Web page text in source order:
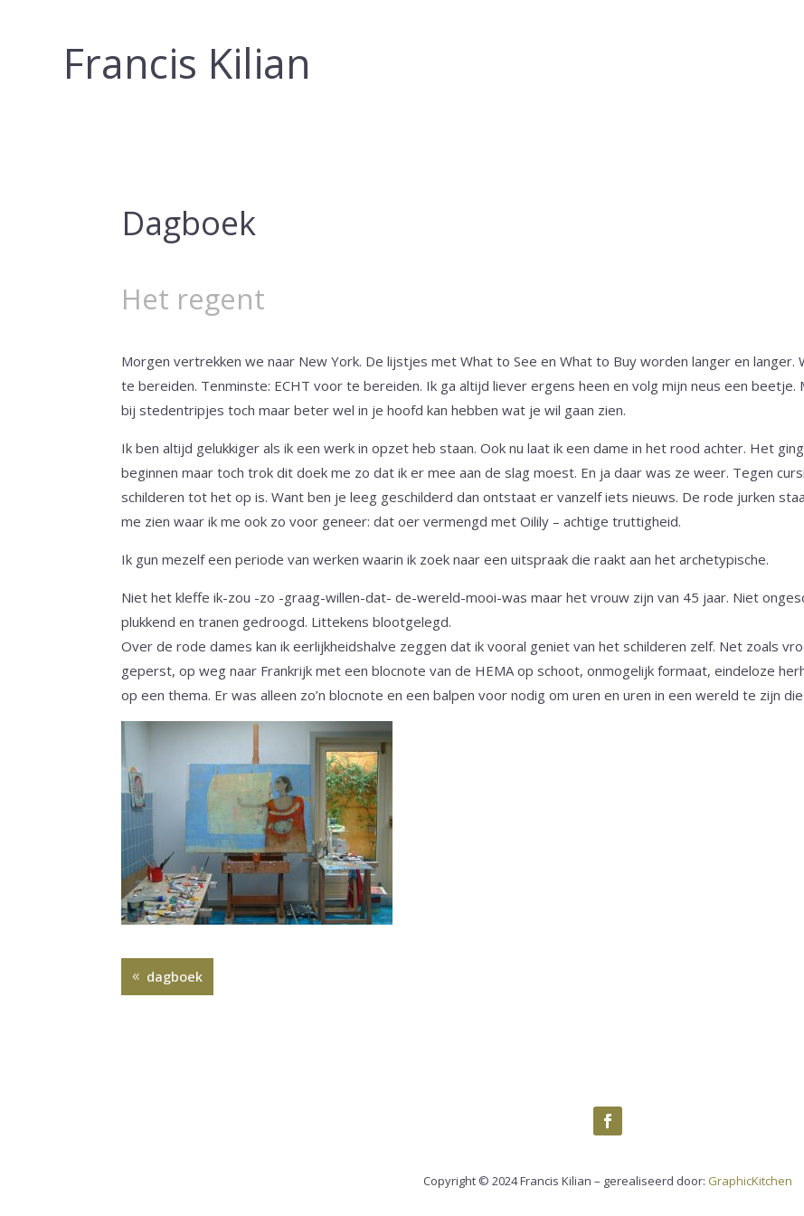
Francis Kilian
Dagboek
Het regent
Morgen vertrekken we naar New York. De lijstjes met What to See en What to Buy worden langer en langer.
te bereiden. Tenminste: ECHT voor te bereiden. Ik ga altijd liever ergens heen en volg mijn neus een
bij stedentripjes toch maar beter wel in je hoofd kan hebben wat je wil gaan zien.
Ik ben altijd gelukkiger als ik een werk in opzet heb staan. Ook nu laat ik een dame in het rood achter. Het
beginnen maar toch trok dit doek me zo dat ik er mee aan de slag moest. En ja daar was ze weer. Tegen
schilderen tot het op is. Want ben je leeg geschilderd dan ontstaat er vanzelf iets nieuws. De rode jurken
me zien waar ik me ook zo voor geneer: dat oer vermengd met Oilily – achtige truttigheid.
Ik gun mezelf een periode van werken waarin ik zoek naar een uitspraak die raakt aan het archetypische.
Niet het kleffe ik-zou -zo -graag-willen-dat- de-wereld-mooi-was maar het vrouw zijn van 45 jaar. Niet
plukkend en tranen gedroogd. Littekens blootgelegd.
Over de rode dames kan ik eerlijkheidshalve zeggen dat ik vooral geniet van het schilderen zelf. Net zoals
geperst, op weg naar Frankrijk met een blocnote van de HEMA op schoot, onmogelijk formaat, eindeloze
op een thema. Er was alleen zo’n blocnote en een balpen voor nodig om uren en uren in een wereld te zijn
dagboek
Copyright © 2024 Francis Kilian – gerealiseerd door: GraphicKitchen